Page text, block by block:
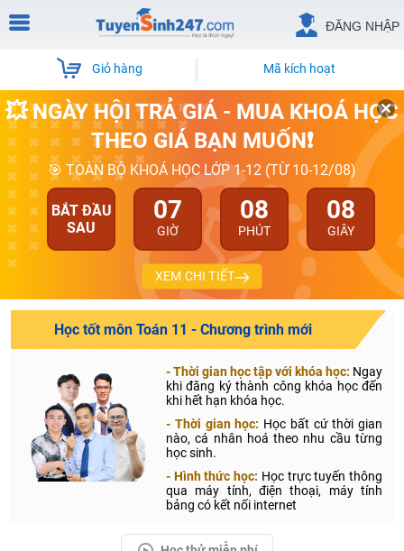
ĐĂNG NHẬP
Giỏ hàng Mã kích hoạt
💥 NGÀY HỘI TRẢ GIÁ - MUA KHOÁ HỌC
THEO GIÁ BẠN MUỐN❗
🎯 TOÀN BỘ KHOÁ HỌC LỚP 1-12 (TỪ 10-12/08)
BẮT ĐẦU
SAU
07
GIỜ
08
PHÚT
07
GIÂY
XEM CHI TIẾT
Học tốt môn Toán 11 - Chương trình mới
- Thời gian học tập với khóa học: Ngay
khi đăng ký thành công khóa học đến
khi hết hạn khóa học.
- Thời gian học: Học bất cứ thời gian
nào, cá nhân hoá theo nhu cầu từng
học sinh.
- Hình thức học: Học trực tuyến thông
qua máy tính, điện thoại, máy tính
bảng có kết nối internet